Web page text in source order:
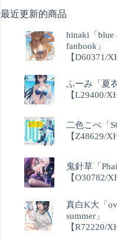
最近更新的商品
hinaki「blue
fanbook」
【D60371/
ふーみ「夏衣
【L29400/
二色こぺ「
【Z48629/
鬼針草「
【O30782/
真白K大「
summer」
【R72220/